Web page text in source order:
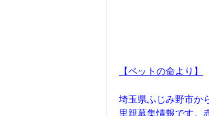
【ペットの命より】
埼玉県ふじみ野市か
里親募集情報です。